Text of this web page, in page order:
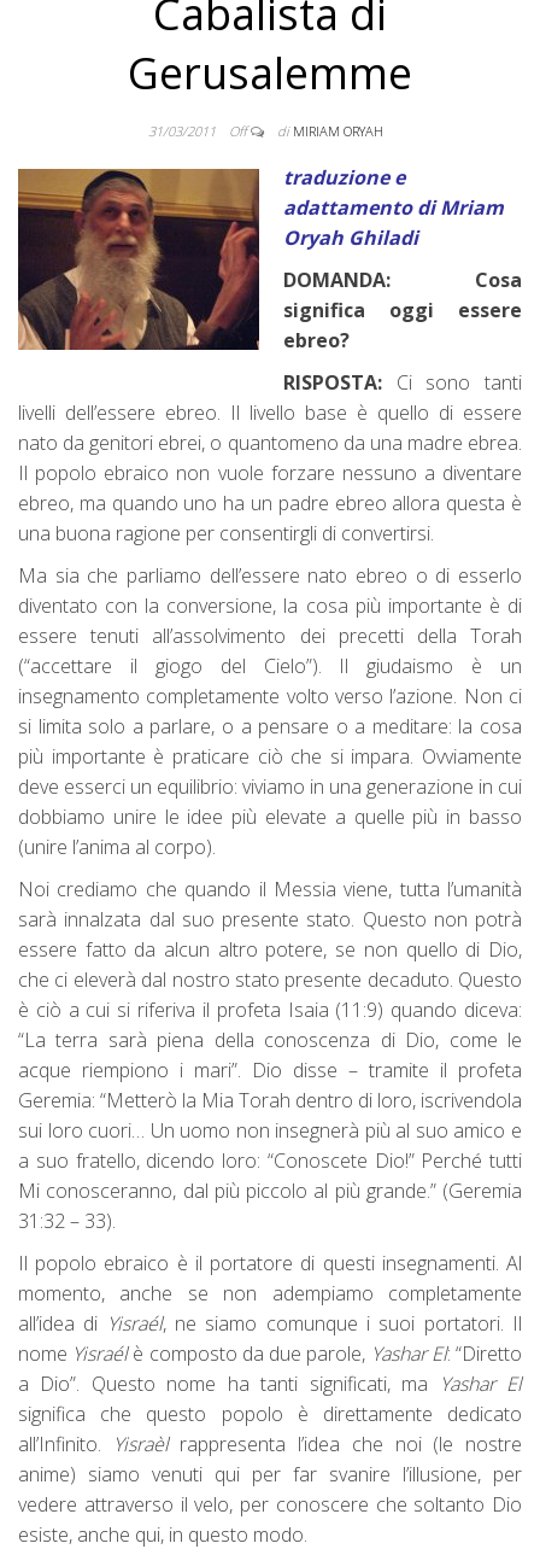
Cabalista di
Gerusalemme
31/03/2011 Off di MIRIAM ORYAH
traduzione e
adattamento di Mriam
Oryah Ghiladi
DOMANDA:
Cosa
significa oggi essere
ebreo?
RISPOSTA: Ci sono tanti
livelli dell’essere ebreo. Il livello base è quello di essere
nato da genitori ebrei, o quantomeno da una madre ebrea.
Il popolo ebraico non vuole forzare nessuno a diventare
ebreo, ma quando uno ha un padre ebreo allora questa è
una buona ragione per consentirgli di convertirsi.
Ma sia che parliamo dell’essere nato ebreo o di esserlo
diventato con la conversione, la cosa più importante è di
essere tenuti all’assolvimento dei precetti della Torah
(“accettare il giogo del Cielo”). Il giudaismo è un
insegnamento completamente volto verso l’azione. Non ci
si limita solo a parlare, o a pensare o a meditare: la cosa
più importante è praticare ciò che si impara. Ovviamente
deve esserci un equilibrio: viviamo in una generazione in cui
dobbiamo unire le idee più elevate a quelle più in basso
(unire l’anima al corpo).
Noi crediamo che quando il Messia viene, tutta l’umanità
sarà innalzata dal suo presente stato. Questo non potrà
essere fatto da alcun altro potere, se non quello di Dio,
che ci eleverà dal nostro stato presente decaduto. Questo
è ciò a cui si riferiva il profeta Isaia (11:9) quando diceva:
“La terra sarà piena della conoscenza di Dio, come le
acque riempiono i mari”. Dio disse – tramite il profeta
Geremia: “Metterò la Mia Torah dentro di loro, iscrivendola
sui loro cuori… Un uomo non insegnerà più al suo amico e
a suo fratello, dicendo loro: “Conoscete Dio!” Perché tutti
Mi conosceranno, dal più piccolo al più grande.” (Geremia
31:32 – 33).
Il popolo ebraico è il portatore di questi insegnamenti. Al
momento, anche se non adempiamo completamente
all’idea di Yisraél, ne siamo comunque i suoi portatori. Il
nome Yisraélè composto da due parole, Yashar El: “Diretto
a Dio”. Questo nome ha tanti significati, ma
Yashar El
significa che questo popolo è direttamente dedicato
all’Infinito.
Yisraèlrappresenta l’idea che noi (le nostre
anime) siamo venuti qui per far svanire l’illusione, per
vedere attraverso il velo, per conoscere che soltanto Dio
esiste, anche qui, in questo modo.